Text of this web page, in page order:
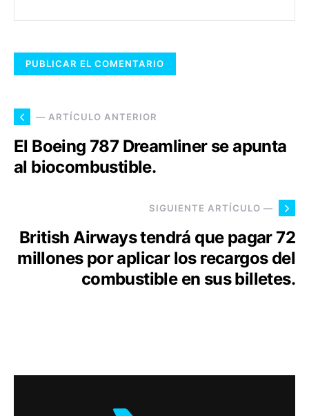
— ARTÍCULO ANTERIOR
El Boeing 787 Dreamliner se apunta
al biocombustible.
SIGUIENTE ARTÍCULO —
British Airways tendrá que pagar 72
millones por aplicar los recargos del
combustible en sus billetes.